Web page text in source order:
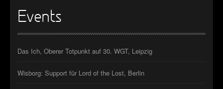
Events
Das Ich, Oberer Totpunkt auf 30. WGT, Leipzig
Wisborg: Support für Lord of the Lost, Berlin